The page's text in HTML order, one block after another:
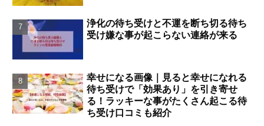
浄化の待ち受けと不運を断ち切る待ち
受け嫌な事が起こらない連絡が来る
幸せになる画像｜見ると幸せになれる
待ち受けで「効果あり」を引き寄せ
る！ラッキーな事がたくさん起こる待
ち受け口コミも紹介